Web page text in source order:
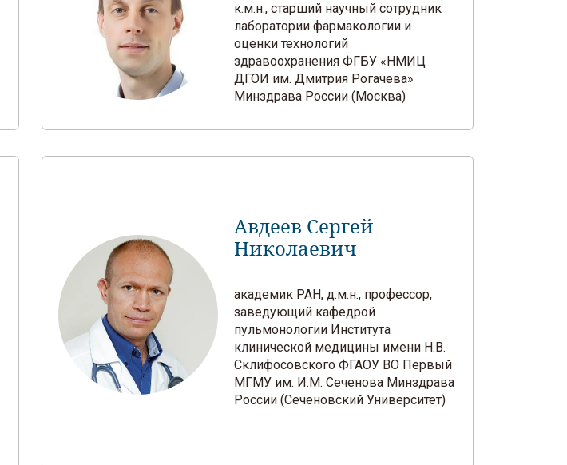
к.м.н., старший научный сотрудник
лаборатории фармакологии и
оценки технологий
здравоохранения ФГБУ «НМИЦ
ДГОИ им. Дмитрия Рогачева»
Минздрава России (Москва)
Авдеев Сергей
Николаевич
академик РАН, д.м.н., профессор,
заведующий кафедрой
пульмонологии Института
клинической медицины имени Н.В.
Склифосовского ФГАОУ ВО Первый
МГМУ им. И.М. Сеченова Минздрава
России (Сеченовский Университет)